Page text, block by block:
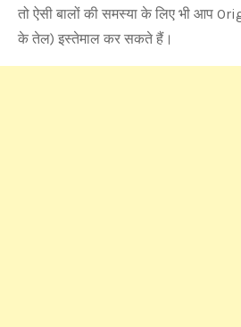
तो ऐसी बालों की समस्या के लिए भी आप
के तेल) इस्तेमाल कर सकते हैं।